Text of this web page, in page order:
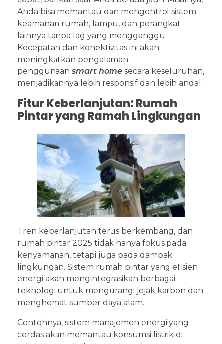
Anda bisa memantau dan mengontrol sistem
keamanan rumah, lampu, dan perangkat
lainnya tanpa lag yang mengganggu.
Kecepatan dan konektivitas ini akan
meningkatkan pengalaman
penggunaan smart home secara keseluruhan,
menjadikannya lebih responsif dan lebih andal.
Fitur Keberlanjutan: Rumah
Pintar yang Ramah Lingkungan
Tren keberlanjutan terus berkembang, dan
rumah pintar 2025 tidak hanya fokus pada
kenyamanan, tetapi juga pada dampak
lingkungan. Sistem rumah pintar yang efisien
energi akan mengintegrasikan berbagai
teknologi untuk mengurangi jejak karbon dan
menghemat sumber daya alam.
Contohnya, sistem manajemen energi yang
cerdas akan memantau konsumsi listrik di